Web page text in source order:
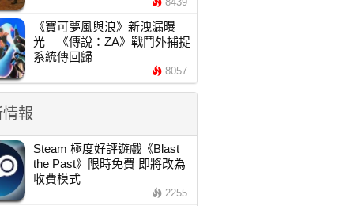
《寶可夢風與浪》新洩漏曝
光 《傳說：ZA》戰鬥外捕捉
系統傳回歸
8057
報
Steam 極度好評遊戲《Blast
the Past》限時免費 即將改為
收費模式
2255